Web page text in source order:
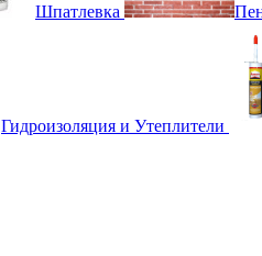
Шпатлевка
Гидроизоляция и Утеплители